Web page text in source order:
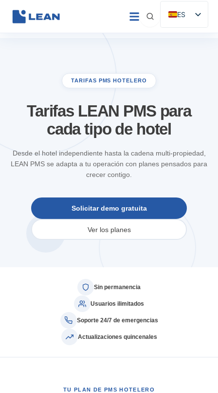
ES
EN
TARIFAS PMS HOTELERO
Tarifas LEAN PMS para
cada tipo de hotel
Desde el hotel independiente hasta la cadena multi-propiedad,
LEAN PMS se adapta a tu operación con planes pensados para
crecer contigo.
Solicitar demo gratuita
Ver los planes
Sin permanencia
Usuarios ilimitados
Soporte 24/7 de emergencias
Actualizaciones quincenales
TU PLAN DE PMS HOTELERO